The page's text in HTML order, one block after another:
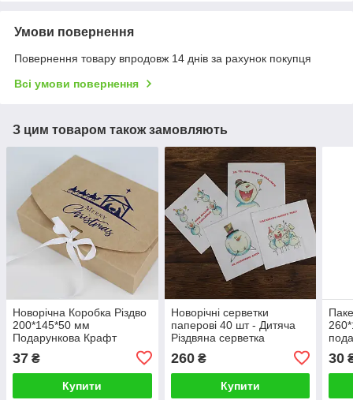
Умови повернення
Повернення товару впродовж 14 днів за рахунок покупця
Всі умови повернення
З цим товаром також замовляють
Новорічна Коробка Різдво
200*145*50 мм
Подарункова Крафт
сувенірів
37 ₴
Купити
Новорічні серветки
паперові 40 шт - Дитяча
Різдвяна серветка
260₴
Купити
30